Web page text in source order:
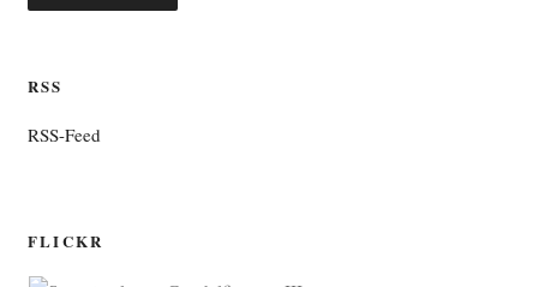
RSS
RSS-Feed
FLICKR